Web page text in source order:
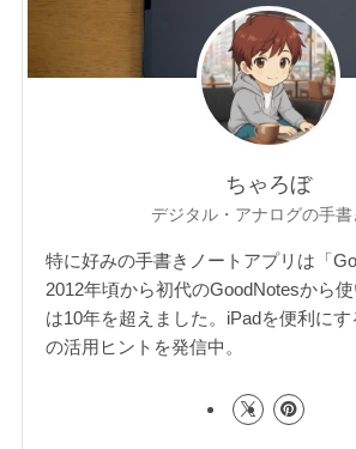
ちゃろぼ
デジタル・アナログの手書
特に好みの手書きノートアプリは「
2012年頃から初代のGoodNotesから
は10年を超えました。iPadを便利にす
の活用ヒントを発信中。